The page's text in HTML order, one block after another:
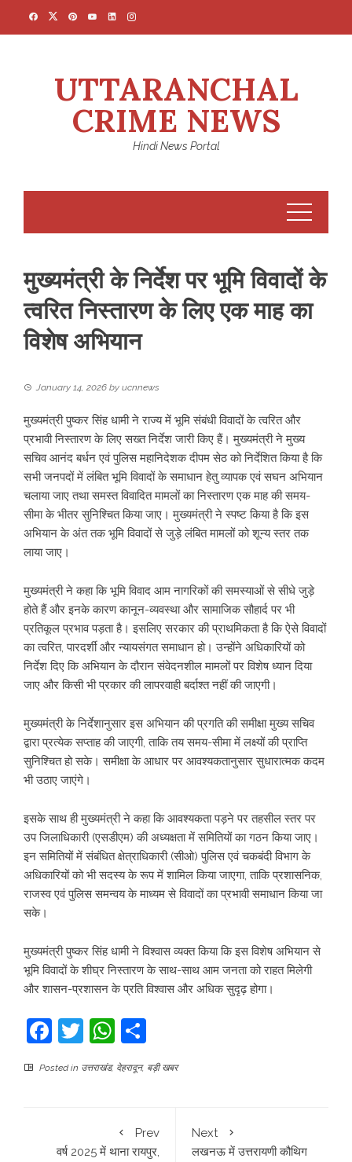
UTTARANCHAL
CRIME NEWS
Hindi News Portal
मुख्यमंत्री के निर्देश पर भूमि विवादों के
त्वरित निस्तारण के लिए एक माह का
विशेष अभियान
January 14, 2026 by ucnnews
मुख्यमंत्री पुष्कर सिंह धामी ने राज्य में भूमि संबंधी विवादों के त्वरित और
प्रभावी निस्तारण के लिए सख्त निर्देश जारी किए हैं। मुख्यमंत्री ने मुख्य
सचिव आनंद बर्धन एवं पुलिस महानिदेशक दीपम सेठ को निर्देशित किया है कि
सभी जनपदों में लंबित भूमि विवादों के समाधान हेतु व्यापक एवं सघन अभियान
चलाया जाए तथा समस्त विवादित मामलों का निस्तारण एक माह की समय-
सीमा के भीतर सुनिश्चित किया जाए। मुख्यमंत्री ने स्पष्ट किया है कि इस
अभियान के अंत तक भूमि विवादों से जुड़े लंबित मामलों को शून्य स्तर तक
लाया जाए।
मुख्यमंत्री ने कहा कि भूमि विवाद आम नागरिकों की समस्याओं से सीधे जुड़े
होते हैं और इनके कारण कानून-व्यवस्था और सामाजिक सौहार्द पर भी
प्रतिकूल प्रभाव पड़ता है। इसलिए सरकार की प्राथमिकता है कि ऐसे विवादों
का त्वरित, पारदर्शी और न्यायसंगत समाधान हो। उन्होंने अधिकारियों को
निर्देश दिए कि अभियान के दौरान संवेदनशील मामलों पर विशेष ध्यान दिया
जाए और किसी भी प्रकार की लापरवाही बर्दाश्त नहीं की जाएगी।
मुख्यमंत्री के निर्देशानुसार इस अभियान की प्रगति की समीक्षा मुख्य सचिव
द्वारा प्रत्येक सप्ताह की जाएगी, ताकि तय समय-सीमा में लक्ष्यों की प्राप्ति
सुनिश्चित हो सके। समीक्षा के आधार पर आवश्यकतानुसार सुधारात्मक कदम
भी उठाए जाएंगे।
इसके साथ ही मुख्यमंत्री ने कहा कि आवश्यकता पड़ने पर तहसील स्तर पर
उप जिलाधिकारी (एसडीएम) की अध्यक्षता में समितियों का गठन किया जाए।
इन समितियों में संबंधित क्षेत्राधिकारी (सीओ) पुलिस एवं चकबंदी विभाग के
अधिकारियों को भी सदस्य के रूप में शामिल किया जाएगा, ताकि प्रशासनिक,
राजस्व एवं पुलिस समन्वय के माध्यम से विवादों का प्रभावी समाधान किया जा
सके।
मुख्यमंत्री पुष्कर सिंह धामी ने विश्वास व्यक्त किया कि इस विशेष अभियान से
भूमि विवादों के शीघ्र निस्तारण के साथ-साथ आम जनता को राहत मिलेगी
और शासन-प्रशासन के प्रति विश्वास और अधिक सुदृढ़ होगा।
Facebook
TwitterWhatsApp
Posted in उत्तराखंड, देहरादून, बड़ी खबर
Prev
वर्ष 2025 में थाना रायपुर,
Next
लखनऊ में उत्तरायणी कौथिग